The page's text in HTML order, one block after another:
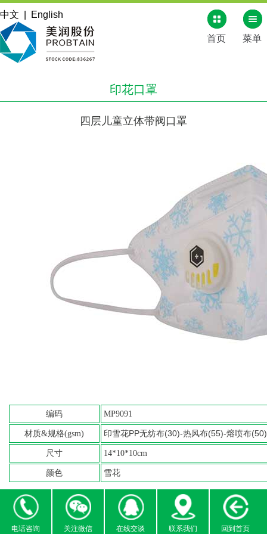
中文 English
首页 菜单
印花口罩
四层儿童立体带阀口罩
编码 MP9091
材质&规格(gsm) 印雪花PP无纺布(30)-热风布(55)-熔喷布
尺寸 14*10*10cm
颜色 雪花
电话咨询 关注微信 在线交谈 联系我们 回到首页